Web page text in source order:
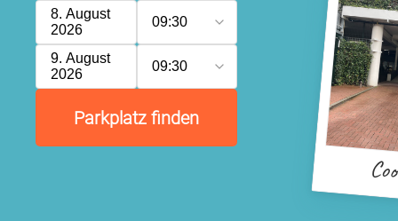
8. August
2026
09:30
9. August
2026
09:30
Parkplatz finden